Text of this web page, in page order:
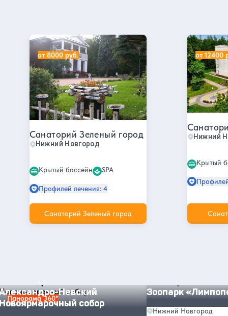
Санаторий Зеленый город
Нижний Новгород
Крытый бассейн SPA
Профилей лечения: 4
Санаторий Зеленый город
Санаторий Зеленый город
от 8000 руб.
Нижний
Крытый
от 12400
Панорама 360°
Невский
собор
Зоопарк
Нижний Новгород